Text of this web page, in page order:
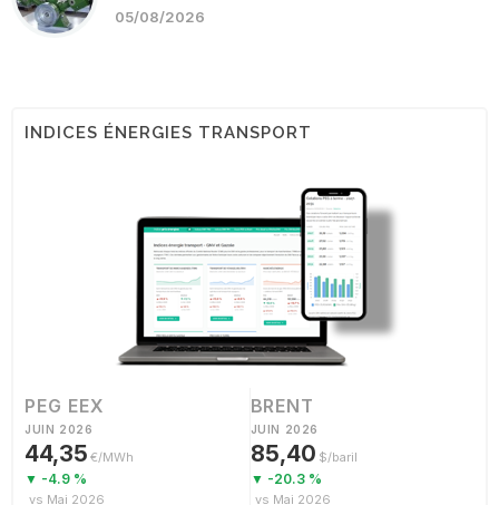
05/08/2026
INDICES ÉNERGIES TRANSPORT
PEG EEX
JUIN 2026
44,35 €/MWh
▼ -4.9 %
vs Mai 2026
BRENT
JUIN 2026
85,40 $/baril
▼ -20.3 %
vs Mai 2026